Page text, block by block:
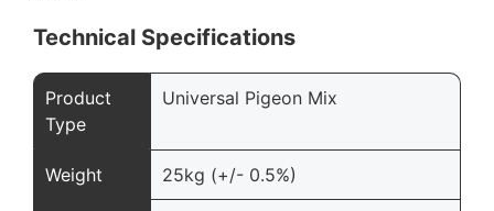
Technical Specifications
Product
Type
Universal Pigeon Mix
Weight 25kg (+/- 0.5%)